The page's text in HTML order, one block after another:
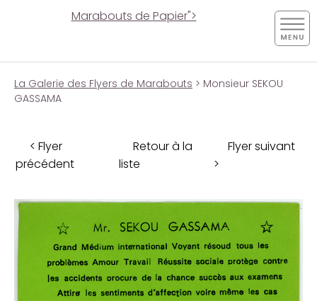
Marabouts de Papier">
La Galerie des Flyers de Marabouts > Monsieur SEKOU
GASSAMA
< Flyer
précédent
Retour à la
liste
Flyer suivant
>